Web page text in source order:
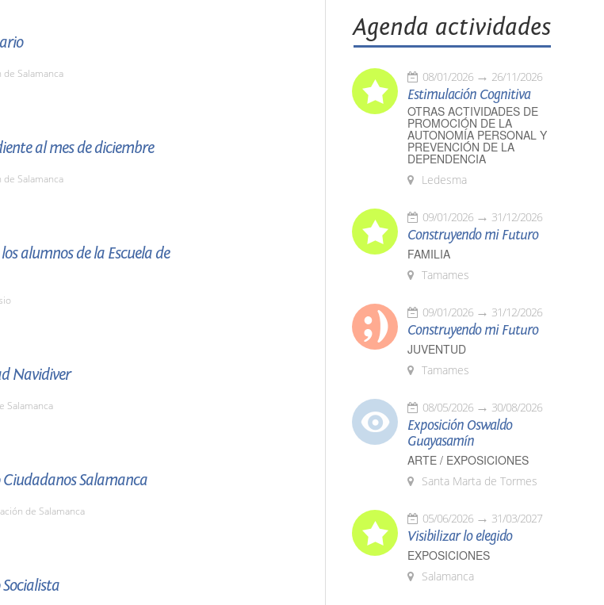
de Salamanca
al mes de diciembre
de Salamanca
alumnos de la Escuela de
Navidiver
Salamanca
Salamanca
de Salamanca
Agenda actividades
08/01/2026 26/11/2026
Estimulación Cognitiva
OTRAS ACTIVIDADES DE
PROMOCIÓN DE LA
AUTONOMÍA PERSONAL Y
PREVENCIÓN DE LA
DEPENDENCIA
Ledesma
09/01/2026 31/12/2026
Construyendo mi Futuro
FAMILIA
Tamames
09/01/2026 31/12/2026
Construyendo mi Futuro
JUVENTUD
Tamames
08/05/2026 30/08/2026
Exposición Oswaldo
Guayasamín
ARTE / EXPOSICIONES
Santa Marta de Tormes
05/06/2026 31/03/2027
Visibilizar lo elegido
EXPOSICIONES
Salamanca